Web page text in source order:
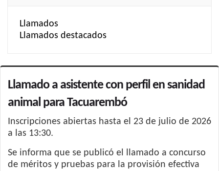
Llamados
Llamados destacados
Llamado a asistente con perfil en sanidad
animal para Tacuarembó
Inscripciones abiertas hasta el 23 de julio de 2026
a las 13:30.
Se informa que se publicó el llamado a concurso
de méritos y pruebas para la provisión efectiva